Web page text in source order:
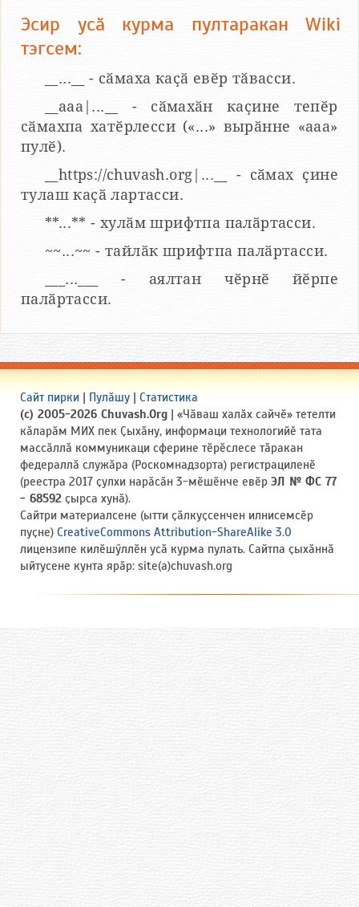
Эсир усӑ курма пултаракан Wiki
тэгсем:
__...__ - сӑмаха каҫӑ евӗр тӑвасси.
__aaa|...__ - сӑмахӑн каҫине тепӗр
сӑмахпа хатӗрлесси («...» вырӑнне «ааа»
пулӗ).
__https://chuvash.org|...__ - сӑмах ҫине
тулаш каҫӑ лартасси.
**...** - хулӑм шрифтпа палӑртасси.
~~...~~ - тайлӑк шрифтпа палӑртасси.
___...___ - аялтан чӗрнӗ йӗрпе
палӑртасси.
Сайт пирки | Пулӑшу | Статистика
(c) 2005-2026 Chuvash.Org | «Чӑваш халӑх сайчӗ» тетелти
кӑларӑм МИХ пек Ҫыхӑну, информаци технологийӗ тата
массӑллӑ коммуникаци сферине тӗрӗслесе тӑракан
федераллӑ служӑра (Роскомнадзорта) регистрациленӗ
(реестра 2017 ҫулхи нарӑсӑн 3-мӗшӗнче евӗр ЭЛ № ФС 77
- 68592 ҫырса хунӑ).
Сайтри материалсене (ытти ҫӑлкуҫсенчен илнисемсӗр
пуҫне) CreativeCommons Attribution-ShareAlike 3.0
лицензипе килӗшӳллӗн усӑ курма пулать. Сайтпа ҫыхӑннӑ
ыйтусене кунта ярӑр: site(a)chuvash.org